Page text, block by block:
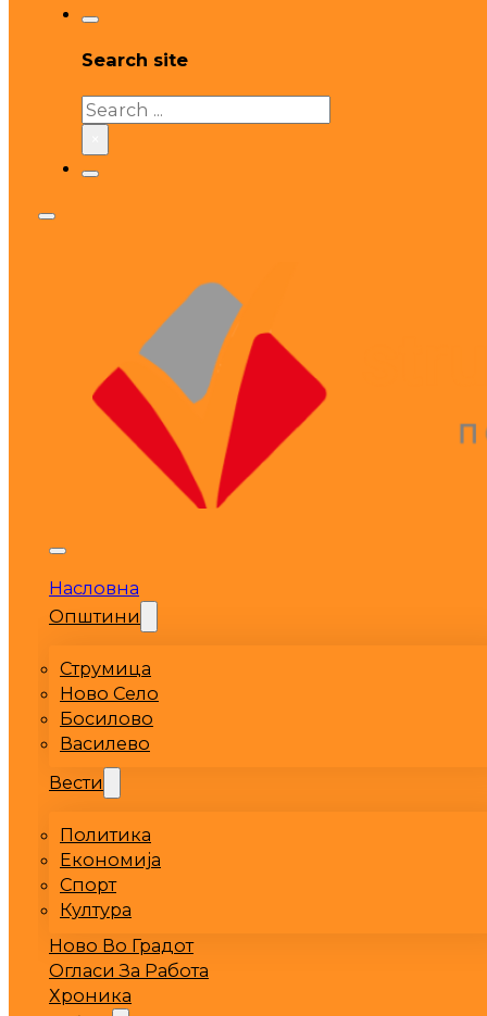
Search site
Search
Насловна
Општини
Струмица
Ново Село
Босилово
Василево
Вести
Политика
Економија
Спорт
Култура
Ново Во Градот
Огласи За Работа
Хроника